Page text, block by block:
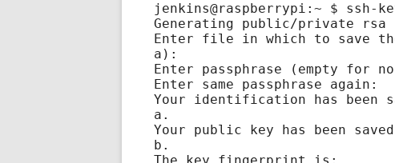
jenkins@raspberrypi:~ $ ssh-
Generating public/private rsa
Enter file in which to save
a):
Enter passphrase (empty for
Enter same passphrase again:
Your identification has been
a.
Your public key has been
b.